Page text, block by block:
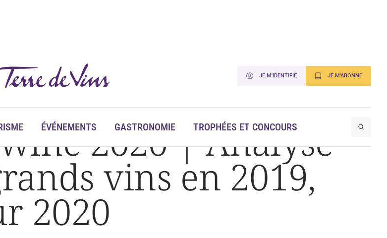
JE M'IDENTIFIE JE M'ABONNE
ÉVÉNEMENTS GASTRONOMIE TROPHÉES ET CONCOURS
pour 2020
2020 | Analyse
vins en 2019,
2020